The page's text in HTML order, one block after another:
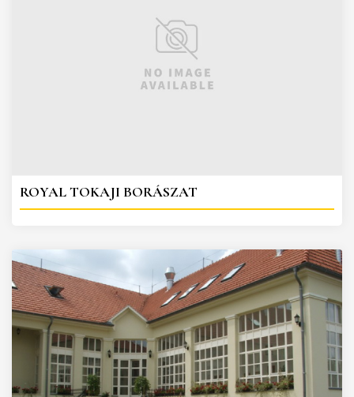
ROYAL TOKAJI BORÁSZAT